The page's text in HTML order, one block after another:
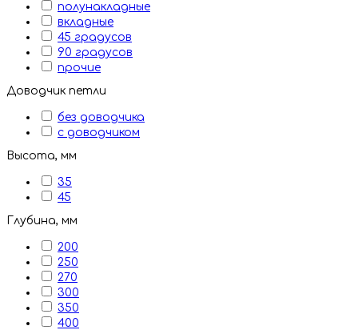
полунакладные
вкладные
45 градусов
90 градусов
прочие
Доводчик петли
без доводчика
с доводчиком
Высота, мм
35
45
Глубина, мм
200
250
270
300
350
400